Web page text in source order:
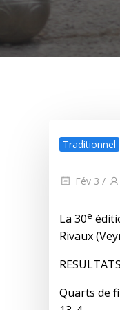
Traditionnel
Fév 3 /
La 30e
Rivaux
Quarts de